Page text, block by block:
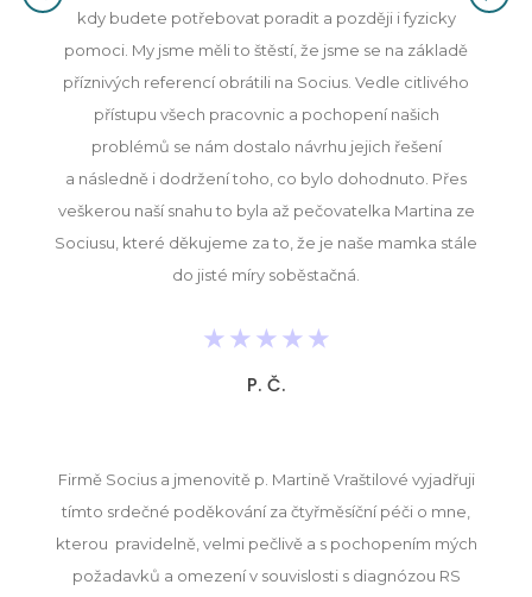
P. Č.
kdy budete potřebovat poradit a později i fyzicky
pomoci. My jsme měli to štěstí, že jsme se na základě
příznivých referencí obrátili na Socius. Vedle citlivého
přístupu všech pracovnic a pochopení našich
problémů se nám dostalo návrhu jejich řešení
a následně i dodržení toho, co bylo dohodnuto. Přes
veškerou naší snahu to byla až pečovatelka Martina ze
Sociusu, které děkujeme za to, že je naše mamka stále
do jisté míry soběstačná.
★ ★ ★ ★ ★
Firmě Socius a jmenovitě p. Martině Vraštilové vyjadřuji
tímto srdečné poděkování za čtyřměsíční péči o mne,
kterou pravidelně, velmi pečlivě a s pochopením mých
požadavků a omezení v souvislosti s diagnózou RS